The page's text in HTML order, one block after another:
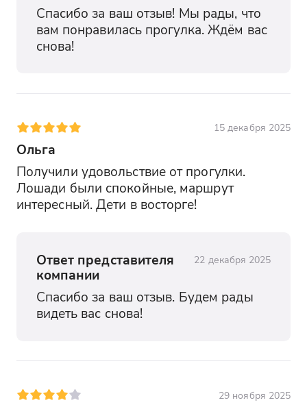
Спасибо за ваш отзыв! Мы рады, что
вам понравилась прогулка. Ждём вас
снова!
15 декабря 2025
Ольга
Получили удовольствие от прогулки.
Лошади были спокойные, маршрут
интересный. Дети в восторге!
Ответ представителя
компании
22 декабря 2025
Спасибо за ваш отзыв. Будем рады
видеть вас снова!
29 ноября 2025